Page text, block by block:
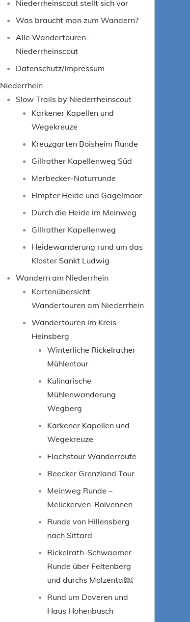
Niederrheinscout stellt sich vor
Was braucht man zum Wandern?
Alle Wandertouren –
Niederrheinscout
Datenschutz/Impressum
Niederrhein
Slow Trails by Niederrheinscout
Karkener Kapellen und
Wegekreuze
Kreuzgarten Boisheim Runde
Gillrather Kapellenweg Süd
Merbecker-Naturrunde
Elmpter Heide und Gagelmoor
Durch die Heide im Meinweg
Gillrather Kapellenweg
Heidewanderung rund um das
Kloster Sankt Ludwig
Wandern am Niederrhein
Kartenübersicht
Wandertouren am Niederrhein
Wandertouren im Kreis
Heinsberg
Winterliche Rickelrather
Mühlentour
Kulinarische
Mühlenwanderung
Wegberg
Karkener Kapellen und
Wegekreuze
Flachstour Wanderroute
Beecker Grenzland Tour
Meinweg Runde –
Melickerven-Rolvennen
Runde von Hillensberg
nach Sittard
Rickelrath-Schwaamer
Runde über Feltenberg
und durchs Molzental￼
Rund um Doveren und
Haus Hohenbusch